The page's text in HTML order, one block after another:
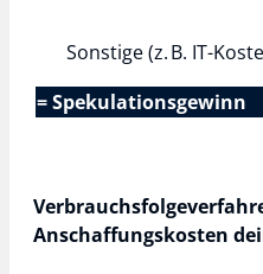
Sonstige (z. B. IT-
= Spekulationsgewinn
Anschaffungskosten